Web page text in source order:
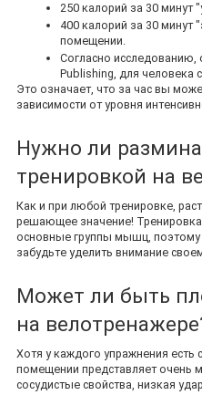
250 калорий за 30 минут
400 калорий за 30 минут
помещении.
Согласно исследованию,
Publishing, для человека
Это означает, что за час вы
зависимости от уровня
Нужно ли
тренировкой на
Как и при любой тренировке,
решающее значение! Тренировка
основные группы мышц, поэтому
забудьте уделить внимание
Может ли быть
на
Хотя у каждого упражнения есть
помещении представляет очень
сосудистые свойства, низкая
*